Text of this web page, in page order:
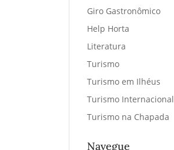
Giro Gastronômico
Help Horta
Literatura
Turismo
Turismo em Ilhéus
Turismo Internacional
Turismo na Chapada
Navegue